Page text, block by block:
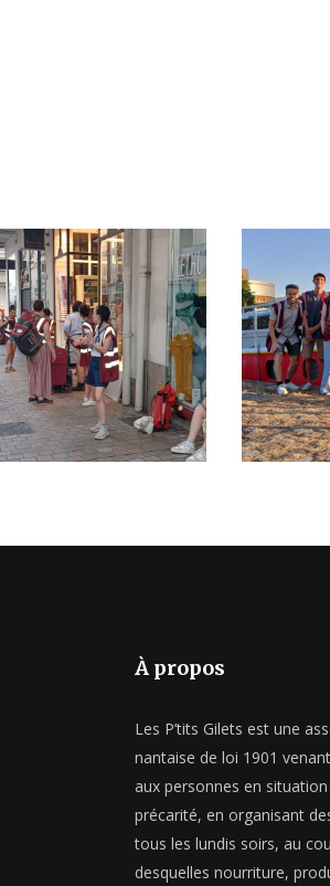
DU LUNDI
2026
27
À propos
Les P’tits Gilets est une
nantaise de loi 1901
aux personnes en
précarité, en organisant
tous les lundis soirs, au
desquelles nourriture,